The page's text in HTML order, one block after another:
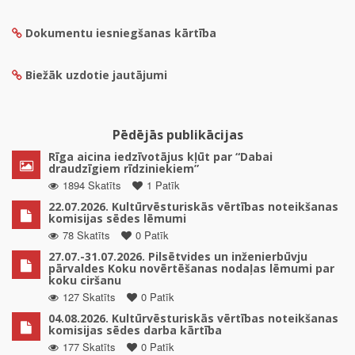
Dokumentu iesniegšanas kārtība
Biežāk uzdotie jautājumi
Pēdējās publikācijas
Rīga aicina iedzīvotājus kļūt par “Dabai
draudzīgiem rīdziniekiem”
1894 Skatīts
1 Patīk
22.07.2026. Kultūrvēsturiskās vērtības noteikšanas
komisijas sēdes lēmumi
78 Skatīts
0 Patīk
27.07.-31.07.2026. Pilsētvides un inženierbūvju
pārvaldes Koku novērtēšanas nodaļas lēmumi par
koku ciršanu
127 Skatīts
0 Patīk
04.08.2026. Kultūrvēsturiskās vērtības noteikšanas
komisijas sēdes darba kārtība
177 Skatīts
0 Patīk